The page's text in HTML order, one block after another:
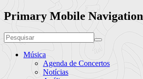
Primary Mobile Navigation
Música
Agenda de Concertos
Notícias